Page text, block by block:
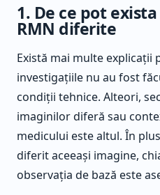
1. De ce pot
RMN diferite
Există mai multe explicații
investigațiile nu au fost
condiții tehnice. Alteori,
imaginilor diferă sau
medicului este altul. În
diferit aceeași imagine,
observația de bază este